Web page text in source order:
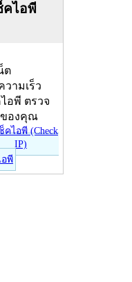
คไอพี
ต
วามเร็ว
อพี ตรวจ
ของคุณ
อพี